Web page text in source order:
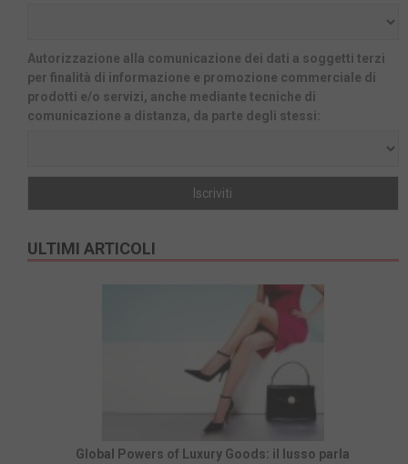
Autorizzazione alla comunicazione dei dati a soggetti terzi
per finalità di informazione e promozione commerciale di
prodotti e/o servizi, anche mediante tecniche di
comunicazione a distanza, da parte degli stessi:
ULTIMI ARTICOLI
Global Powers of Luxury Goods: il lusso parla